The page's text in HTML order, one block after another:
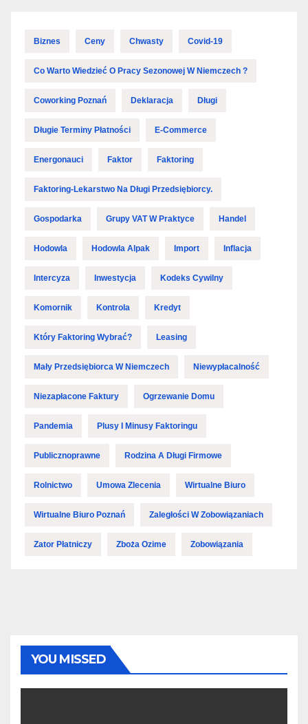
Biznes Ceny Chwasty Covid-19
Co Warto Wiedzieć O Pracy Sezonowej W Niemczech ?
Coworking Poznań Deklaracja Długi
Długie Terminy Płatności E-Commerce
Energonauci Faktor Faktoring
Faktoring-Lekarstwo Na Długi Przedsiębiorcy.
Gospodarka Grupy VAT W Praktyce Handel
Hodowla Hodowla Alpak Import Inflacja
Intercyza Inwestycja Kodeks Cywilny
Komornik Kontrola Kredyt
Który Faktoring Wybrać? Leasing
Mały Przedsiębiorca W Niemczech Niewypłacalność
Niezapłacone Faktury Ogrzewanie Domu
Pandemia Plusy I Minusy Faktoringu
Publicznoprawne Rodzina A Długi Firmowe
Rolnictwo Umowa Zlecenia Wirtualne Biuro
Wirtualne Biuro Poznań Zaległości W Zobowiązaniach
Zator Płatniczy Zboża Ozime Zobowiązania
YOU MISSED